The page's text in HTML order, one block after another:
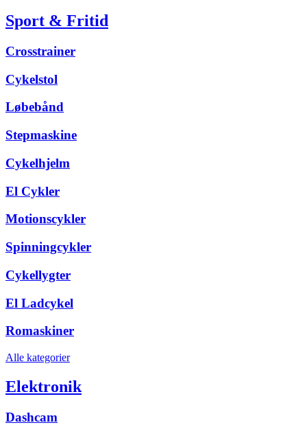
Sport & Fritid
Crosstrainer
Cykelstol
Løbebånd
Stepmaskine
Cykelhjelm
El Cykler
Motionscykler
Spinningcykler
Cykellygter
El Ladcykel
Romaskiner
Alle kategorier
Elektronik
Dashcam